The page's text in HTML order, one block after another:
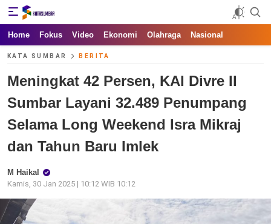
Kata Sumbar
Berita Sumbar Hari Ini
Home Fokus Video Ekonomi Olahraga Nasional
KATA SUMBAR BERITA
Meningkat 42 Persen, KAI Divre II
Sumbar Layani 32.489 Penumpang
Selama Long Weekend Isra Mikraj
dan Tahun Baru Imlek
M Haikal
Kamis, 30 Jan 2025 | 10:12 WIB 10:12